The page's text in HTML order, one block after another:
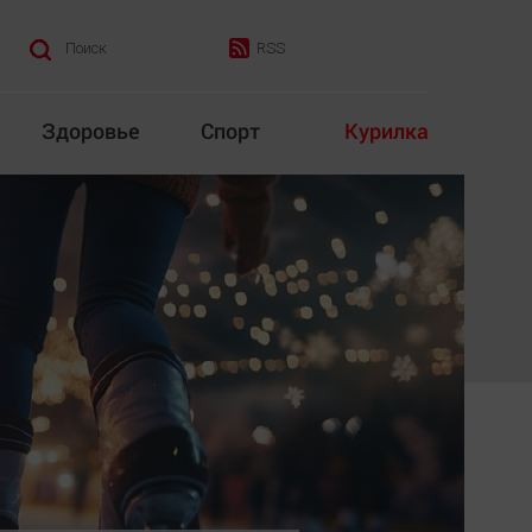
Поиск RSS
Здоровье Спорт Курилка
Культура
Конкурс
Народная журналистика